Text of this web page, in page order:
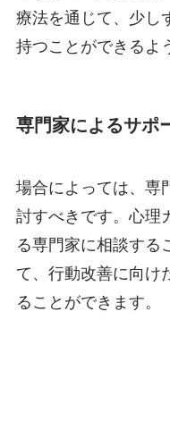
療法を通じて、少し
持つことができるよ
専門家によるサポ
場合によっては、専
討すべきです。心理
る専門家に相談する
て、行動改善に向け
ることができます。